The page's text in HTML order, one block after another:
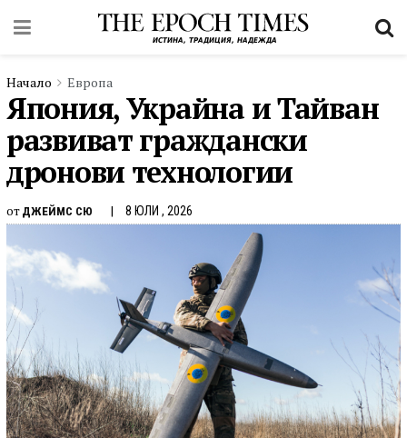
Начало Европа
Япония, Украйна и Тайван
развиват граждански
дронови технологии
от ДЖЕЙМС СЮ 8 ЮЛИ , 2026